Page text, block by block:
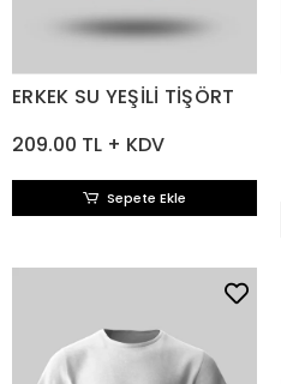
ERKEK SU YEŞİLİ TİŞÖRT
209.00 TL + KDV
Sepete Ekle